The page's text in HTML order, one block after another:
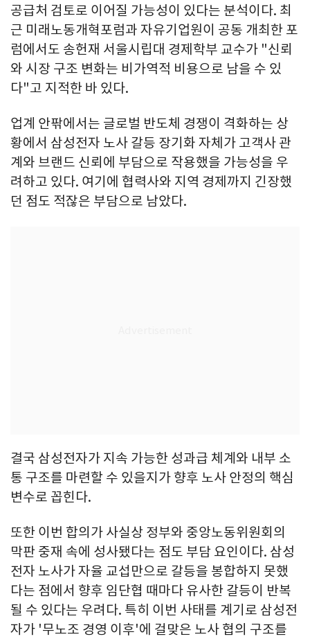
공급처 검토로 이어질 가능성이 있다는 분석이다. 최
근 미래노동개혁포럼과 자유기업원이 공동 개최한 포
럼에서도 송헌재 서울시립대 경제학부 교수가 "신뢰
와 시장 구조 변화는 비가역적 비용으로 남을 수 있
다"고 지적한 바 있다.
업계 안팎에서는 글로벌 반도체 경쟁이 격화하는 상
황에서 삼성전자 노사 갈등 장기화 자체가 고객사 관
계와 브랜드 신뢰에 부담으로 작용했을 가능성을 우
려하고 있다. 여기에 협력사와 지역 경제까지 긴장했
던 점도 적잖은 부담으로 남았다.
결국 삼성전자가 지속 가능한 성과급 체계와 내부 소
통 구조를 마련할 수 있을지가 향후 노사 안정의 핵심
변수로 꼽힌다.
또한 이번 합의가 사실상 정부와 중앙노동위원회의
막판 중재 속에 성사됐다는 점도 부담 요인이다. 삼성
전자 노사가 자율 교섭만으로 갈등을 봉합하지 못했
다는 점에서 향후 임단협 때마다 유사한 갈등이 반복
될 수 있다는 우려다. 특히 이번 사태를 계기로 삼성전
자가 '무노조 경영 이후'에 걸맞은 노사 협의 구조를